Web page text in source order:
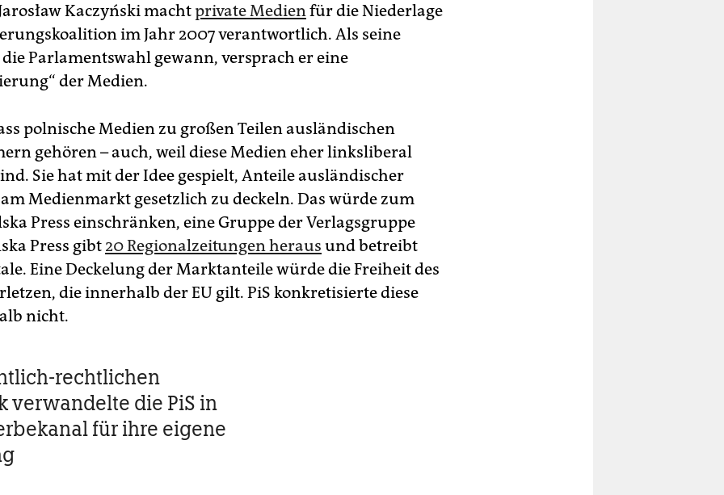
Kaczyński macht private Medienfür die Niederlage
im Jahr 2007 verantwortlich. Als seine
die Parlamentswahl gewann, versprach er eine
der Medien.
polnische Medien zu großen Teilen ausländischen
gehören – auch, weil diese Medien eher linksliberal
Sie hat mit der Idee gespielt, Anteile ausländischer
Medienmarkt gesetzlich zu deckeln. Das würde zum
Press einschränken, eine Gruppe der Verlagsgruppe
Press gibt 20 Re­gio­nal­zeitungen heraus und betreibt
Eine Deckelung der Marktanteile würde die Freiheit des
die innerhalb der EU gilt. PiS konkretisierte diese
nicht.
rechtlichen
verwandelte die PiS in
für ihre eigene